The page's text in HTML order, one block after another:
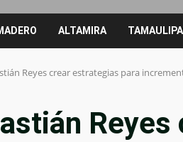
ALTAMIRA
Reyes crear estrategias para